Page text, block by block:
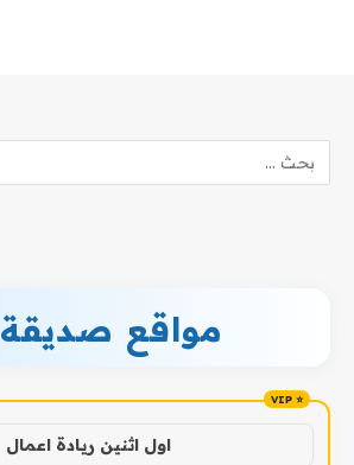
مواقع صديقة
اول اثنين ريادة اعمال